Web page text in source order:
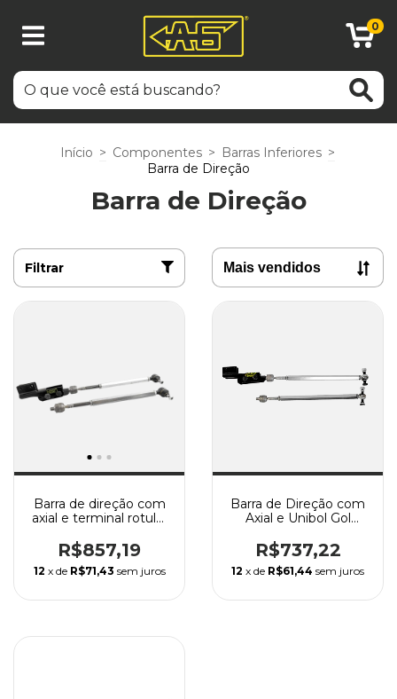
0
Início > Componentes > Barras Inferiores >
Barra de Direção
Barra de Direção
Filtrar
Barra de direção com
axial e terminal rotular
Bola, G3, G4 e
Santana.
R$857,19
12 x de R$71,43 sem juros
Barra de Direção com
Axial e Unibol Gol
/ G3 / G4 / Santana
R$737,22
12 x de R$61,44 sem juros